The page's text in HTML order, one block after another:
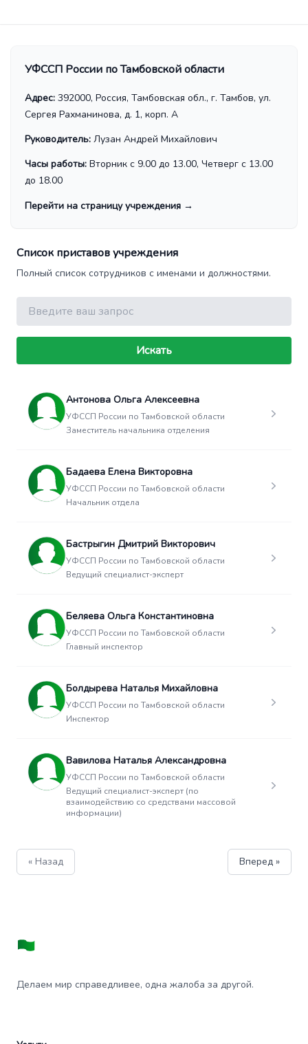
УФССП России по Тамбовской области
Адрес: 392000, Россия, Тамбовская обл., г. Тамбов, ул.
Сергея Рахманинова, д. 1, корп. А
Руководитель: Лузан Андрей Михайлович
Часы работы: Вторник с 9.00 до 13.00, Четверг с 13.00
до 18.00
Перейти на страницу учреждения →
Список приставов учреждения
Полный список сотрудников с именами и должностями.
Поиск
Искать
Антонова Ольга Алексеевна
УФССП России по Тамбовской области
Заместитель начальника отделения
Бадаева Елена Викторовна
УФССП России по Тамбовской области
Начальник отдела
Бастрыгин Дмитрий Викторович
УФССП России по Тамбовской области
Ведущий специалист-эксперт
Беляева Ольга Константиновна
УФССП России по Тамбовской области
Главный инспектор
Болдырева Наталья Михайловна
УФССП России по Тамбовской области
Инспектор
Вавилова Наталья Александровна
УФССП России по Тамбовской области
Ведущий специалист-эксперт (по
взаимодействию со средствами массовой
информации)
« Назад Вперед »
Делаем мир справедливее, одна жалоба за другой.